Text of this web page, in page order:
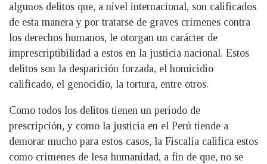
algunos delitos que, a nivel internacional, son calificados
de esta manera y por tratarse de graves crímenes contra
los derechos humanos, le otorgan un carácter de
imprescriptibilidad a estos en la justicia nacional. Estos
delitos son la desparición forzada, el homicidio
calificado, el genocidio, la tortura, entre otros.
Como todos los delitos tienen un periodo de
prescripción, y como la justicia en el Perú tiende a
demorar mucho para estos casos, la Fiscalía califica estos
como crímenes de lesa humanidad, a fin de que, no se